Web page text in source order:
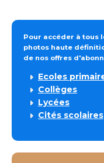
Pour accéder à tous
photos haute
de nos offres
Ecoles
Collèges
Lycées
Cités scolaires